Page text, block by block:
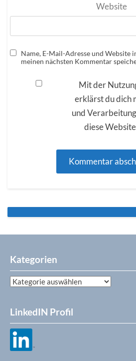
Website
Name, E-Mail-Adresse und Website
meinen nächsten Kommentar
Mit der
erklärst du dich
und
diese
Kategorien
Kategorien
LinkedIN Profil